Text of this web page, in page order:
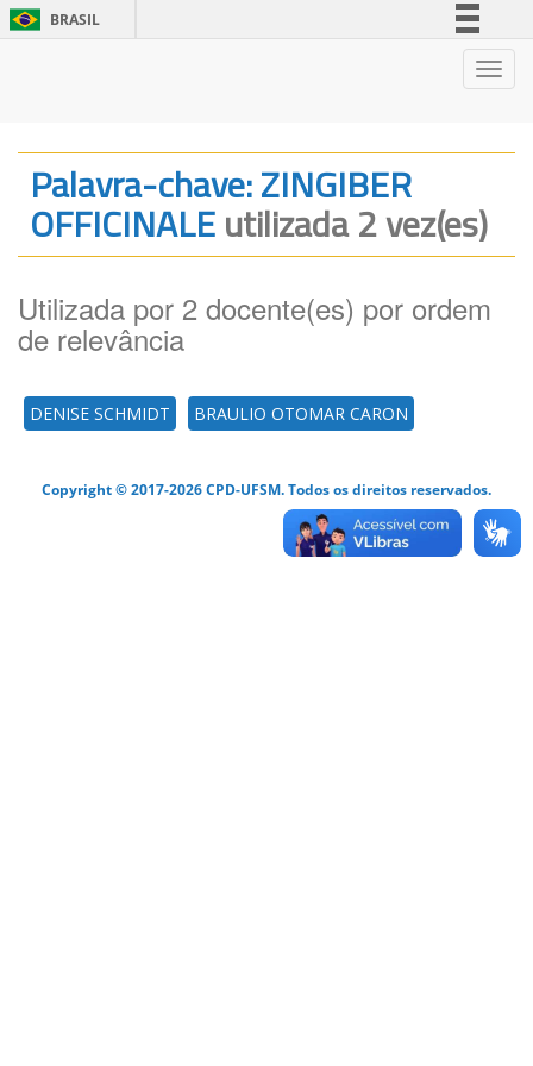
BRASIL
Legislação
Canais
Palavra-chave: ZINGIBER
OFFICINALEutilizada 2 vez(es)
Utilizada por 2 docente(es) por ordem
de relevância
DENISE SCHMIDT BRAULIO OTOMAR CARON
Copyright © 2017-2026 CPD-UFSM. Todos os direitos reservados.